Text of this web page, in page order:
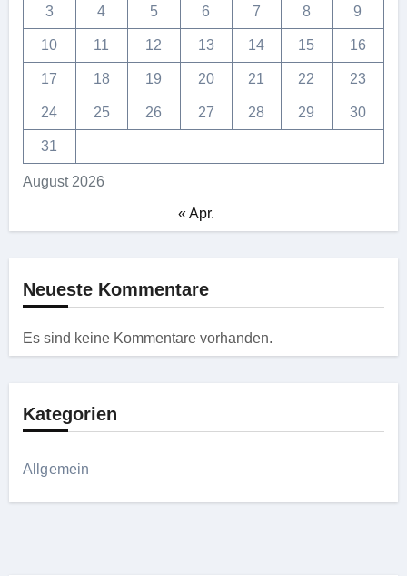
August 2026
3 4 5 6 7 8 9
10 11 12 13 14 15 16
17 18 19 20 21 22 23
24 25 26 27 28 29 30
31
« Apr.
Neueste Kommentare
Es sind keine Kommentare vorhanden.
Kategorien
Allgemein